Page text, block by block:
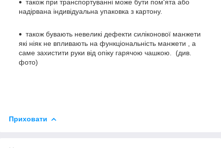
також при транспортуванні може бути пом'ята або
надірвана індивідуальна упаковка з картону.
також бувають невеликі дефекти силіконової манжети
які ніяк не впливають на функціональність манжети , а
саме захистити руки від опіку гарячою чашкою. (див.
фото)
Приховати